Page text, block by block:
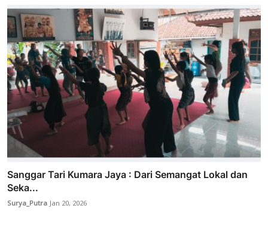
Sanggar Tari Kumara Jaya : Dari Semangat Lokal dan
Seka...
Surya_PutraJan 20, 2026